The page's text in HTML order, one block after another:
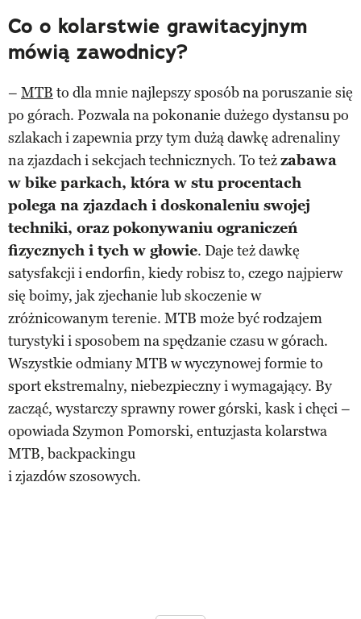
Co o kolarstwie grawitacyjnym
mówią zawodnicy?
– MTB to dla mnie najlepszy sposób na poruszanie się
po górach. Pozwala na pokonanie dużego dystansu po
szlakach i zapewnia przy tym dużą dawkę adrenaliny
na zjazdach i sekcjach technicznych. To teżzabawa
w bike parkach, która w stu procentach
polega na zjazdach i doskonaleniu swojej
techniki, oraz pokonywaniu ograniczeń
fizycznych i tych w głowie. Daje też dawkę
satysfakcji i endorfin, kiedy robisz to, czego najpierw
się boimy, jak zjechanie lub skoczenie w
zróżnicowanym terenie. MTB może być rodzajem
turystyki i sposobem na spędzanie czasu w górach.
Wszystkie odmiany MTB w wyczynowej formie to
sport ekstremalny, niebezpieczny i wymagający. By
zacząć, wystarczy sprawny rower górski, kask i chęci –
opowiada Szymon Pomorski, entuzjasta kolarstwa
MTB, backpackingu
i zjazdów szosowych.